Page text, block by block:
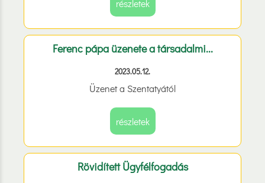
részletek
Ferenc pápa üzenete a társadalmi...
2023.05.12.
Üzenet a Szentatyától
részletek
Rövidített Ügyfélfogadás